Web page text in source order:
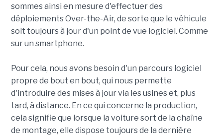
sommes ainsi en mesure d'effectuer des
déploiements Over-the-Air, de sorte que le véhicule
soit toujours à jour d'un point de vue logiciel. Comme
sur un smartphone.
Pour cela, nous avons besoin d'un parcours logiciel
propre de bout en bout, qui nous permette
d'introduire des mises à jour via les usines et, plus
tard, à distance. En ce qui concerne la production,
cela signifie que lorsque la voiture sort de la chaîne
de montage, elle dispose toujours de la dernière